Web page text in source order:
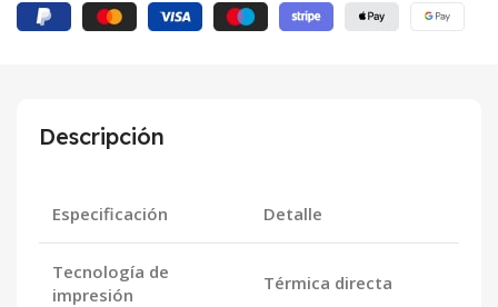
Descripción
Especificación Detalle
Tecnología de
impresión
Térmica directa